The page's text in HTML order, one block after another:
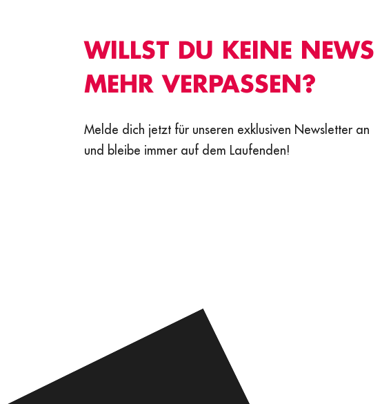
WILLST DU KEINE NEWS
MEHR VERPASSEN?
Melde dich jetzt für unseren exklusiven Newsletter an
und bleibe immer auf dem Laufenden!